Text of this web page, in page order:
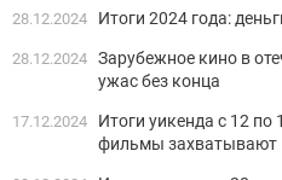
28.12.2024 Итоги 2024 года:
28.12.2024 Зарубежное кино в
ужас без конца
17.12.2024
Итоги уикенда с 12 по
фильмы захватывают